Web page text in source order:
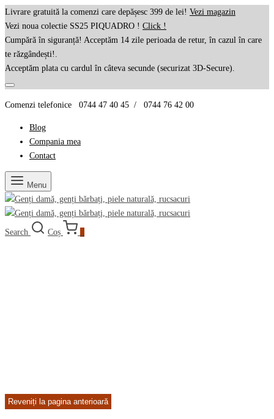
Livrare gratuită la comenzi care depășesc 399 de lei! Vezi magazin
Vezi noua colectie SS25 PIQUADRO ! Click !
Cumpără în siguranță! Acceptăm 14 zile perioada de retur, în cazul în care
te răzgândești!.
Acceptăm plata cu cardul în câteva secunde (securizat 3D-Secure).
Comenzi telefonice 0744 47 40 45 / 0744 76 42 00
Blog
Compania mea
Contact
Menu
Search Coș